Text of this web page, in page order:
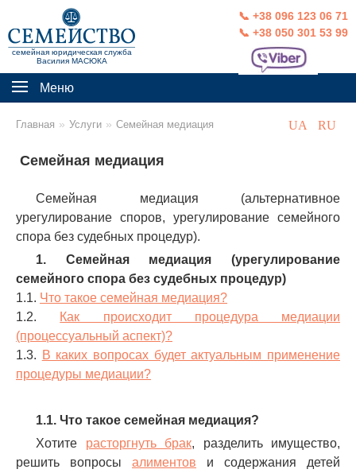
семейная юридическая служба
Василия МАСЮКА
📞 +38 096 123 06 71
📞 +38 050 301 53 99
Меню
Главная » Услуги » Семейная медиация UA RU
Семейная медиация
Семейная медиация (альтернативное
урегулирование споров, урегулирование семейного
спора без судебных процедур).
1. Семейная медиация (урегулирование
семейного спора без судебных процедур)
1.1. Что такое семейная медиация?
1.2.
Как происходит процедура медиации
(процессуальный аспект)?
1.3. В каких вопросах будет актуальным применение
процедуры медиации?
1.1. Что такое семейная медиация?
Хотите расторгнуть брак, разделить имущество,
решить вопросы алиментов и содержания детей